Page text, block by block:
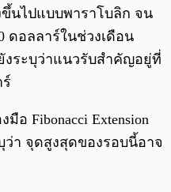
ขึ้นไปแบบพาราโบลิก จน
ดอลลาร์ในช่วงเดือน
ระบุว่าแนวรับสำคัญอยู่ที่
อ Fibonacci Extension
า จุดสูงสุดของรอบนี้อาจ